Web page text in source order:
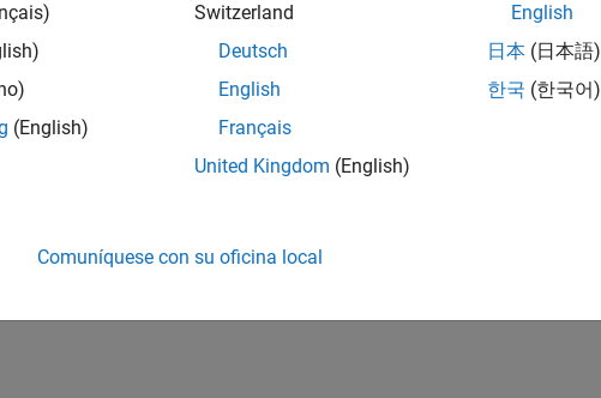
(English)
Switzerland
Deutsch
English
Français
United Kingdom (English)
English
日本 (日本語)
한국 (한국어)
Comuníquese con su oficina local